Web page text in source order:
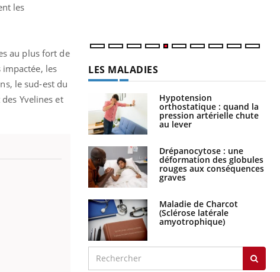
les
au plus fort de
impactée, les
le sud-est du
Yvelines et
LES MALADIES
Hypotension
orthostatique : quand la
pression artérielle chute
au lever
Drépanocytose : une
déformation des globules
rouges aux conséquences
graves
Maladie de Charcot
(Sclérose latérale
amyotrophique)